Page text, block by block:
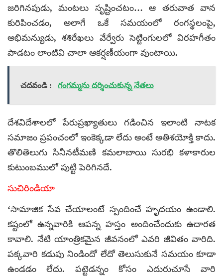
జరిగినపుడు, మంటలు సృష్టించటం… ఆ తరువాత వాన
కురిపించడం, అలాగే ఒకే సమయంలో రంగస్థలంపై,
అభిమన్యుడు, శశిరేఖలు వేర్వేరు సెట్టింగులలో విరహగీతం
పాడటం లాంటివి చాలా ఆకర్షణీయంగా వుంటాయి.
చదవండి : గంగమ్మను దర్శించుకున్న నేతలు
దేశవిదేశాలలో పేరుప్రఖ్యాతులు గడించిన ఇలాంటి నాటక
సమాజం ప్రపంచంలో ఇంకెక్కడా లేదు అంటే అతిశయోక్తి కాదు.
తొలితెలుగు సినీనటీమణి కమలాబాయి సురభి కళాకారుల
కుటుంబములో పుట్టి పెరిగినదే.
సుచిరిండియా
‘సామాజిక సేవ చేయాలంటే స్పందించే హృదయం ఉండాలి.
కష్టంలో ఉన్నవారికి ఆపన్న హస్తం అందించేందుకు ఉదారత
కావాలి. నేటి యాంత్రికమైన జీవనంలో ఎవరి జీవితం వారిది.
పక్కవారి కడుపు నిండిందో లేదో తెలుసుకునే సమయం కూడా
ఉండడం లేదు. పట్టెడన్నం కోసం ఎదురుచూసే వారి